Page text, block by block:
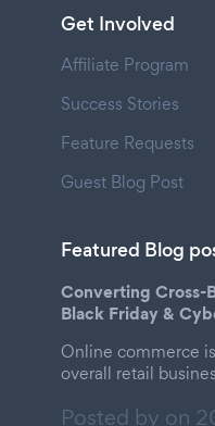
Get Involved
Affiliate Program
Success Stories
Feature Requests
Guest Blog Post
Featured Blog
Converting Cross-
Black Friday &
Online commerce
overall retail
Posted by on